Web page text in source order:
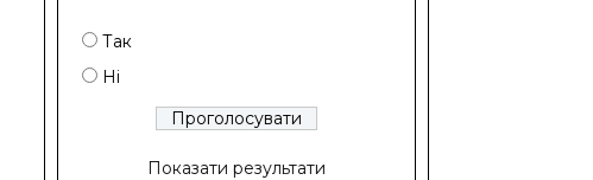
Так
Ні
Показати результати